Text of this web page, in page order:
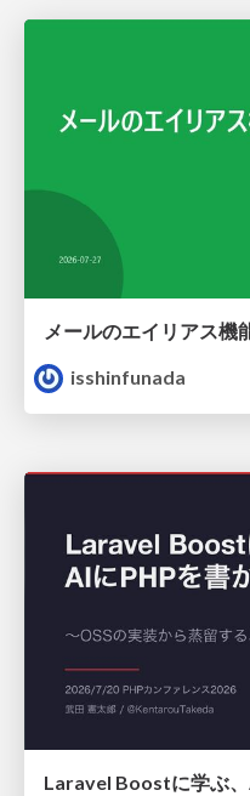
メールのエイリアス機
isshinfunada